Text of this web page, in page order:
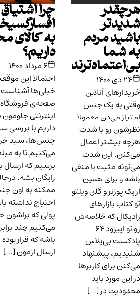
مردم
آنلاین
یک جنس
معمولا
با شدت
اعمال
شدت
یا منفی
همین
و گلن ویلتو
که خلاصه‌ش
رو تو اپیزود ۶۴
بی‌پلاس
پیشنهاد
کاربرها
باید
در […]
چرا اشتیاق
افسارگسیخته‌ای
به کالای مجانی
داریم؟
۶ مرداد ۱۴۰۰
احتمالا این موقعیت برای
خیلی‌ها آشناست:
صفحه‌ی فروشگاه
اینترنتی جلومون بازه و
داریم با بررسی سرسری
جنس‌ها، سبد خرید رو پر
می‌کنیم تا به مبلغی
برسیم که ارسال برامون
رایگان بشه. درحالیکه
ممکنه به اون جنس‌ها
احتیاج نداشته باشیم و
پولی که براشون خرج
می‌کنیم چند برابر پولی
باشه که قرار بوده بابت
ارسال ازمون […]